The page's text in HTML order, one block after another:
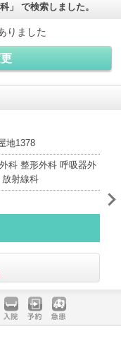
「鹿児島県」 「薩摩郡さつま町」 「肛門科」 で検索しました。
りました
地1378
科 整形外科 呼吸器外
射線科
入院 予約 急患